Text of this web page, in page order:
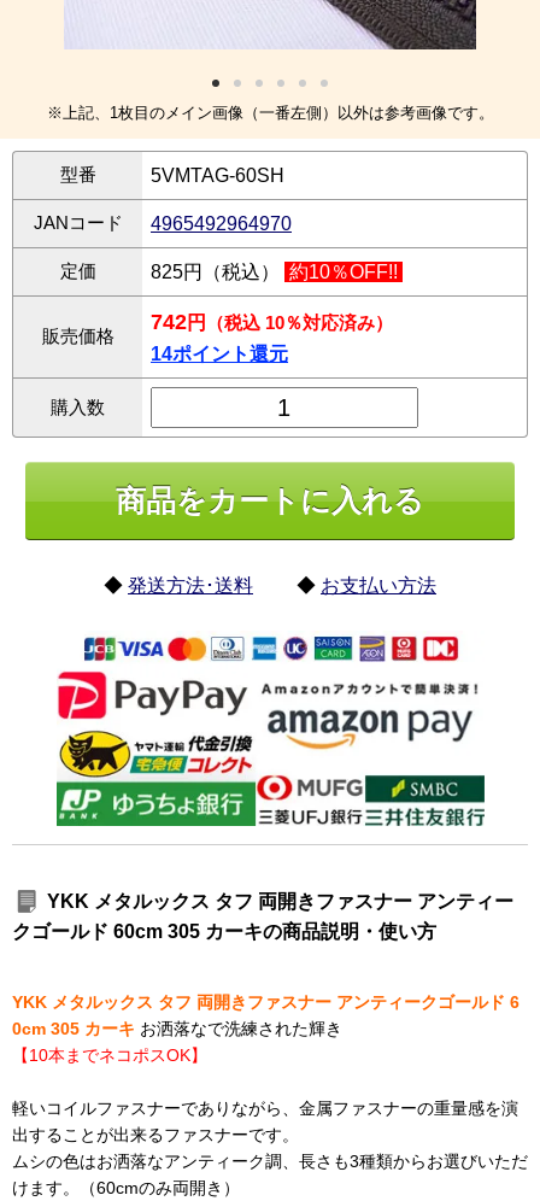
※上記、1枚目のメイン画像（一番左側）以外は参考画像です。
型番 5VMTAG-60SH
JANコード 4965492964970
定価 825円（税込） 約10％OFF!!
販売価格
742円
（税込 10％対応済み）
14ポイント還元
購入数
◆ 発送方法･送料 ◆ お支払い方法
YKK メタルックス タフ 両開きファスナー アンティー
クゴールド 60cm 305 カーキの商品説明・使い方
YKK メタルックス タフ 両開きファスナー アンティークゴールド 6
0cm 305 カーキ お洒落なで洗練された輝き
【10本までネコポスOK】
軽いコイルファスナーでありながら、金属ファスナーの重量感を演
出することが出来るファスナーです。
ムシの色はお洒落なアンティーク調、長さも3種類からお選びいただ
けます。（60cmのみ両開き）